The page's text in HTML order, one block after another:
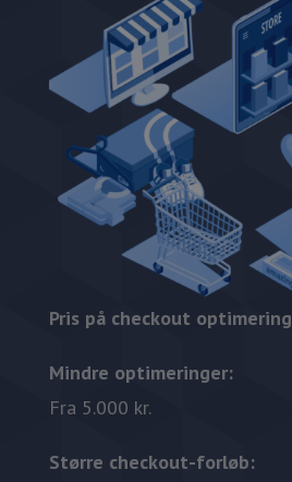
Pris på checkout optimering
Mindre optimeringer:
Fra 5.000 kr.
Større checkout-forløb: